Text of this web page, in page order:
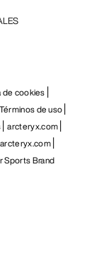
de cookies
Términos de uso
arcteryx.com
Sports Brand